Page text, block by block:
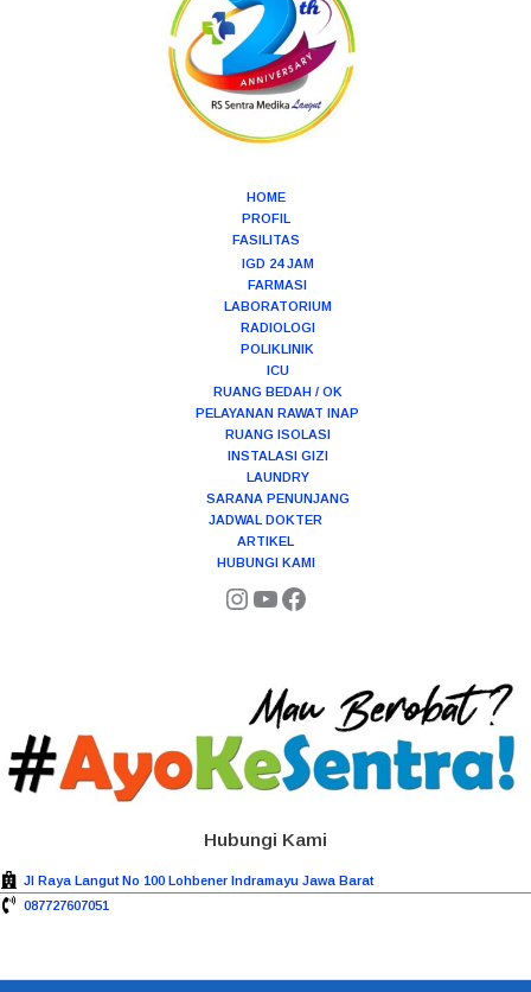
HOME
PROFIL
FASILITAS
IGD 24 JAM
FARMASI
LABORATORIUM
RADIOLOGI
POLIKLINIK
ICU
RUANG BEDAH / OK
PELAYANAN RAWAT INAP
RUANG ISOLASI
INSTALASI GIZI
LAUNDRY
SARANA PENUNJANG
JADWAL DOKTER
ARTIKEL
HUBUNGI KAMI
Hubungi Kami
Jl Raya Langut No 100 Lohbener Indramayu Jawa Barat
087727607051